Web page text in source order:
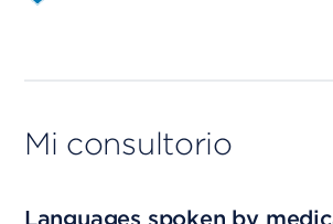
Mi consultorio
Languages spoken by